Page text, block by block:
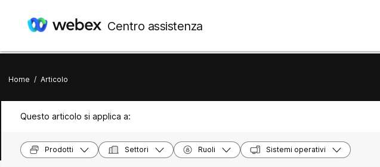
Centro assistenza
Home / Articolo
Questo articolo si applica a:
Prodotti Settori Ruoli Sistemi operativi